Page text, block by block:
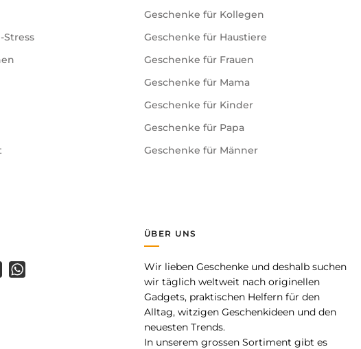
Erklärung. Viele Praktizierende berichten von positiven
Stress
Geschenke für Kollegen
Geschenke für Haustiere
Geschenke für Frauen
Geschenke für Mama
Geschenke für Kinder
Geschenke für Papa
Geschenke für Männer
ÜBER UNS
Wir lieben Geschenke und deshalb suchen
wir täglich weltweit nach originellen
Gadgets, praktischen Helfern für den
Alltag, witzigen Geschenkideen und den
neuesten Trends.
In unserem grossen Sortiment gibt es
WhatsApp